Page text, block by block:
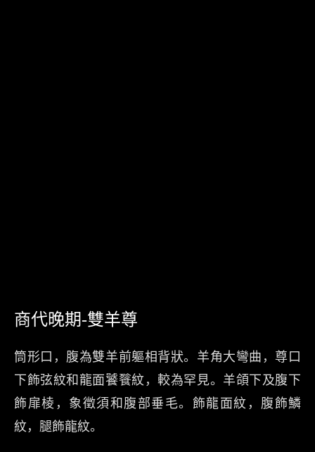
商代晚期-雙羊尊
筒形口，腹為雙羊前軀相背狀。羊角大彎曲，尊口
下飾弦紋和龍面饕餮紋，較為罕見。羊頜下及腹下
飾扉棱，象徵須和腹部垂毛。飾龍面紋，腹飾鱗
紋，腿飾龍紋。